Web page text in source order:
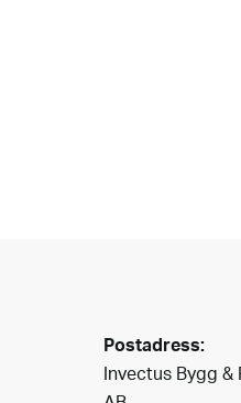
Postadress:
Invectus Bygg